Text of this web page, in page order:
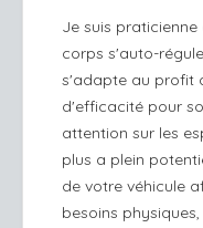
Je suis
corps s'auto-
s'adapte au profit
d'efficacité pour
attention sur les
plus a plein
de votre véhicule
besoins